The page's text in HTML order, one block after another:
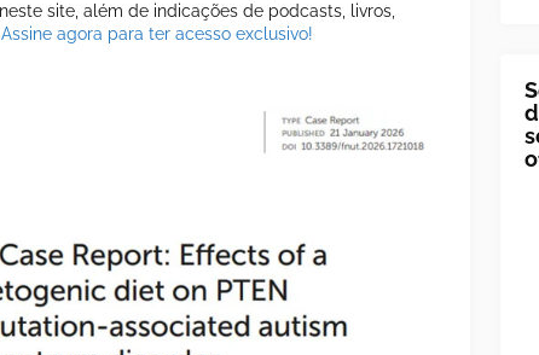
site, além de indicações de podcasts, livros,
Assine agora para ter acesso exclusivo!